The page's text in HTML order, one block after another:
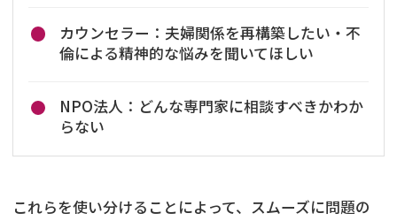
カウンセラー：夫婦関係を再構築したい・不
倫による精神的な悩みを聞いてほしい
NPO法人：どんな専門家に相談すべきかわか
らない
これらを使い分けることによって、スムーズに問題の